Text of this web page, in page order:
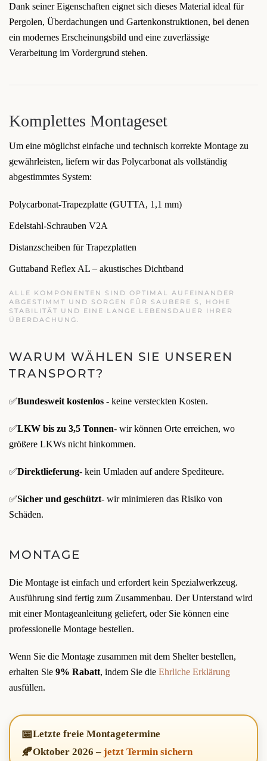
Dank seiner Eigenschaften eignet sich dieses Material ideal für
Pergolen, Überdachungen und Gartenkonstruktionen, bei denen
ein modernes Erscheinungsbild und eine zuverlässige
Verarbeitung im Vordergrund stehen.
Komplettes Montageset
Um eine möglichst einfache und technisch korrekte Montage zu
gewährleisten, liefern wir das Polycarbonat als vollständig
abgestimmtes System:
Polycarbonat-Trapezplatte (GUTTA, 1,1 mm)
Edelstahl-Schrauben V2A
Distanzscheiben für Trapezplatten
Guttaband Reflex AL – akustisches Dichtband
ALLE KOMPONENTEN SIND OPTIMAL AUFEINANDER
ABGESTIMMT UND SORGEN FÜR SAUBERE S, HOHE
STABILITÄT UND EINE LANGE LEBENSDAUER IHRER
ÜBERDACHUNG.
WARUM WÄHLEN SIE UNSEREN
TRANSPORT?
✅Bundesweit kostenlos - keine versteckten Kosten.
✅LKW bis zu 3,5 Tonnen- wir können Orte erreichen, wo
größere LKWs nicht hinkommen.
✅Direktlieferung- kein Umladen auf andere Spediteure.
✅Sicher und geschützt- wir minimieren das Risiko von
Schäden.
MONTAGE
Die Montage ist einfach und erfordert kein Spezialwerkzeug.
Ausführung sind fertig zum Zusammenbau. Der Unterstand wird
mit einer Montageanleitung geliefert, oder Sie können eine
professionelle Montage bestellen.
Wenn Sie die Montage zusammen mit dem Shelter bestellen,
erhalten Sie 9% Rabatt, indem Sie die Ehrliche Erklärung
ausfüllen.
📅Letzte freie Montagetermine
🍂Oktober 2026 – jetzt Termin sichern